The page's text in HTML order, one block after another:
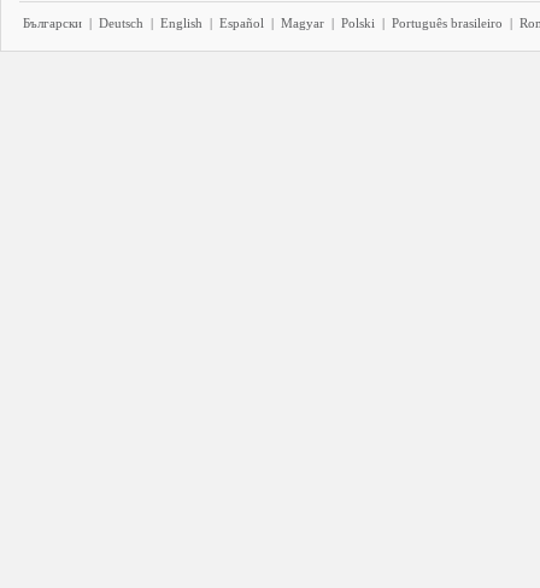
Български | Deutsch | English | Español | Magyar | Polski | Português brasileiro |